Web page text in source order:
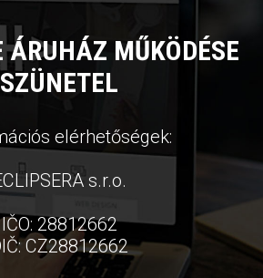
MŰKÖDÉSE
SZÜNETEL
elérhetőségek:
s.r.o.
IČO: 28812662
CZ28812662